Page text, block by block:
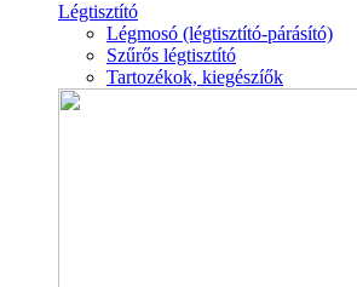
Légtisztító
Légmosó (légtisztító-párásító)
Szűrős légtisztító
Tartozékok, kiegészíők